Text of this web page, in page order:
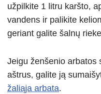
užpilkite 1 litru karšto,
vandens ir palikite
geriant galite šalnų
Jeigu ženšenio arbatos
aštrus, galite ją
žaliąja arbata.